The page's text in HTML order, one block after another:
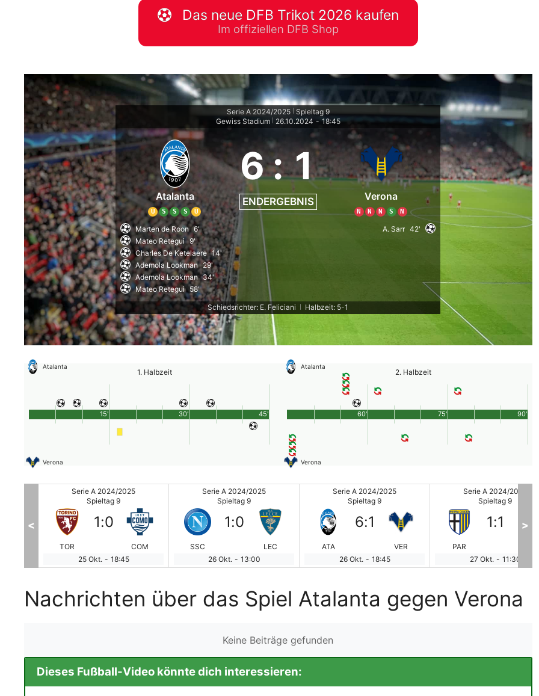
WM 2026 Spielplan Excel – kostenlos
downloaden & automatisch ausfüllen
Das neue DFB Trikot 2026 kaufen
Im offiziellen DFB Shop
Serie A 2024/2025
Spieltag 9
Gewiss Stadium
26.10.2024 - 18:45
Atalanta
U S S S U
6: 1
ENDERGEBNIS Verona
N N N S N
Marten de Roon 6'
Mateo Retegui 9'
Charles De Ketelaere 14'
Ademola Lookman 29'
Ademola Lookman 34'
Mateo Retegui 58'
A. Sarr 42'
Schiedsrichter: E. Feliciani Halbzeit: 5-1
Atalanta
1. Halbzeit
Verona
45'
15' 30'
Atalanta
2. Halbzeit
Verona
90'
60' 75'
Serie A 2024/2025
Spieltag 9
TOR
1:0
COM
25 Okt. - 18:45
Serie A 2024/2025
Spieltag 9
SSC
1:0
LEC
26 Okt. - 13:00
Serie A 2024/2025
Spieltag 9
ATA
6:1
VER
26 Okt. - 18:45
Serie A 2024/2025
Spieltag 9
PAR
1:1
27 Okt. - 11:30
< >
Nachrichten über das Spiel Atalanta gegen Verona
Keine Beiträge gefunden
Dieses Fußball-Video könnte dich interessieren: